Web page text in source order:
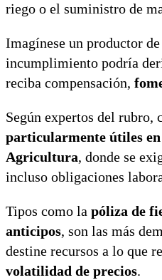
riego o el suministro de
Imagínese un productor
incumplimiento podría
reciba compensación,
Según expertos del rubro,
particularmente útiles
Agricultura, donde se
incluso obligaciones
Tipos como la póliza de
anticipos, son las más
destine recursos a lo que
volatilidad de precios.